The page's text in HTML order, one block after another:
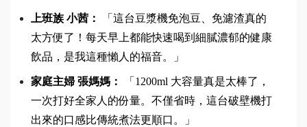
上班族 小茜：
「這台豆漿機免泡豆、免濾渣真的
太方便了！每天早上都能快速喝到細膩濃郁的健康
飲品，是我這種懶人的福音。」
家庭主婦 張媽媽：
「1200ml 大容量真是太棒了，
一次打好全家人的份量。不僅省時，這台破壁機打
出來的口感比傳統煮法更順口。」